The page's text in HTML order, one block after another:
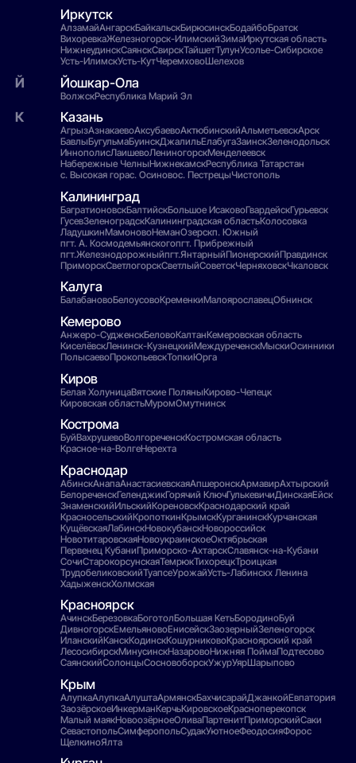
Иркутск
АлзамайАнгарскБайкальскБирюсинскБодайбоБратск
ВихоревкаЖелезногорск-ИлимскийЗимаИркутская область
НижнеудинскСаянскСвирскТайшетТулунУсолье-Сибирское
Усть-ИлимскУсть-КутЧеремховоШелехов
Йошкар-Ола
ВолжскРеспублика Марий Эл
Казань
АгрызАзнакаевоАксубаевоАктюбинскийАльметьевскАрск
БавлыБугульмаБуинскДжалильЕлабугаЗаинскЗеленодольск
ИннополисЛаишевоЛениногорскМенделеевск
Набережные ЧелныНижнекамскРеспублика Татарстан
с. Высокая горас. Осиновос. ПестрецыЧистополь
Калининград
БагратионовскБалтийскБольшое ИсаковоГвардейскГурьевск
ГусевЗеленоградскКалининградская областьКолосовка
ЛадушкинМамоновоНеманОзерскп. Южный
пгт. А. Космодемьянскогопгт. Прибрежный
пгт.Железнодорожныйпгт.ЯнтарныйПионерскийПравдинск
ПриморскСветлогорскСветлыйСоветскЧерняховскЧкаловск
Калуга
БалабановоБелоусовоКременкиМалоярославецОбнинск
Кемерово
Анжеро-СудженскБеловоКалтанКемеровская область
КиселёвскЛенинск-КузнецкийМеждуреченскМыскиОсинники
ПолысаевоПрокопьевскТопкиЮрга
Киров
Белая ХолуницаВятские ПоляныКирово-Чепецк
Кировская областьМуромОмутнинск
Кострома
БуйВахрушевоВолгореченскКостромская область
Красное-на-ВолгеНерехта
Краснодар
АбинскАнапаАнастасиевскаяАпшеронскАрмавирАхтырский
БелореченскГеленджикГорячий КлючГулькевичиДинскаяЕйск
ЗнаменскийИльскийКореновскКраснодарский край
КрасносельскийКропоткинКрымскКурганинскКурчанская
КущёвскаяЛабинскНовокубанскНовороссийск
НовотитаровскаяНовоукраинскоеОктябрьская
Первенец КубаниПриморско-АхтарскСлавянск-на-Кубани
СочиСтарокорсунскаяТемрюкТихорецкТроицкая
ТрудобеликовскийТуапсеУрожайУсть-Лабинскх Ленина
ХадыженскХолмская
Красноярск
АчинскБерезовкаБоготолБольшая КетьБородиноБуй
ДивногорскЕмельяновоЕнисейскЗаозерныйЗеленогорск
ИланскийКанскКодинскКошурниковоКрасноярский край
ЛесосибирскМинусинскНазаровоНижняя ПоймаПодтесово
СаянскийСолонцыСосновоборскУжурУярШарыпово
Крым
АлупкаАлупкаАлуштаАрмянскБахчисарайДжанкойЕвпатория
ЗаозёрскоеИнкерманКерчьКировскоеКрасноперекопск
Малый маякНовоозёрноеОливаПартенитПриморскийСаки
СевастопольСимферопольСудакУютноеФеодосияФорос
ЩелкиноЯлта